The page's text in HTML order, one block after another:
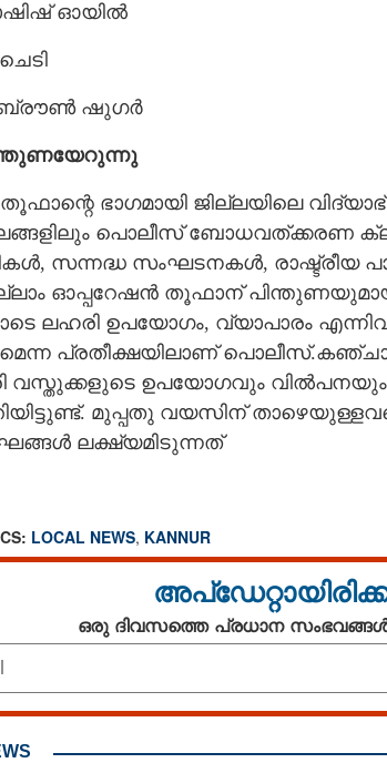
ഓയിൽ
ബ്രൗൺ ഷുഗർ
ഭാഗമായി ജില്ലയിലെ
പൊലീസ് ബോധവത്ക്കരണ
സന്നദ്ധ സംഘടനകൾ, രാഷ്ട്രീയ
ഓപ്പറേഷൻ തൂഫാന്
ലഹരി ഉപയോഗം, വ്യാപാരം
പ്രതീക്ഷയിലാണ്
വസ്തുക്കളുടെ ഉപയോഗവും
മുപ്പതു വയസിന്
ലക്ഷ്യമിടുന്നത്
LOCAL NEWS, KANNUR
ഒരു ദിവസത്തെ പ്രധാന